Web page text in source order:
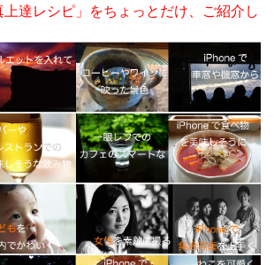
達レシピ」をちょっとだけ、ご紹介し